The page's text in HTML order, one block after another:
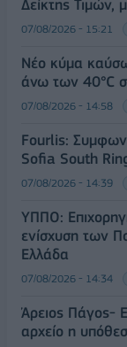
Δείκτης Τιμών,
07/08/2026 - 15:21
Νέο κύμα
άνω των 40°C
07/08/2026 - 14:58
Fourlis:
Sofia South
07/08/2026 - 14:39
ΥΠΠΟ:
ενίσχυση των
Ελλάδα
07/08/2026 - 14:34
Άρειος Πάγος-
αρχείο η